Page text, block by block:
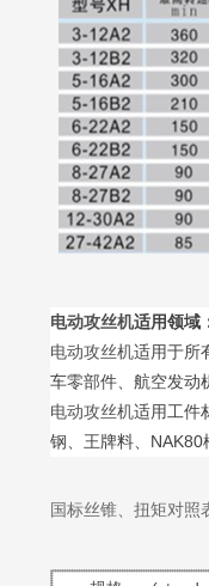
电动攻丝机适用领域
电动攻丝机适用于所
车零部件、航空发动
电动攻丝机适用工件
钢、王牌料、 NAK80
国标丝锥、扭矩对照